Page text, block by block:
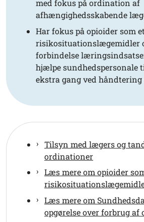
med fokus på ordination af
afhængighedsskabende
Har fokus på opioider som
risikosituationslægemidler
forbindelse
hjælpe sundhedspersonale
ekstra gang ved
Tilsyn med lægers og
ordinationer
Læs mere om opioider
Læs mere om
opgørelse over forbrug af